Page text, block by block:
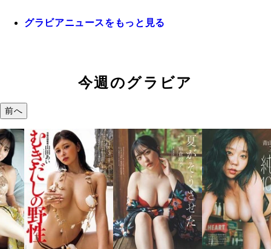
グラビアニュースをもっと見る
今週のグラビア
前へ